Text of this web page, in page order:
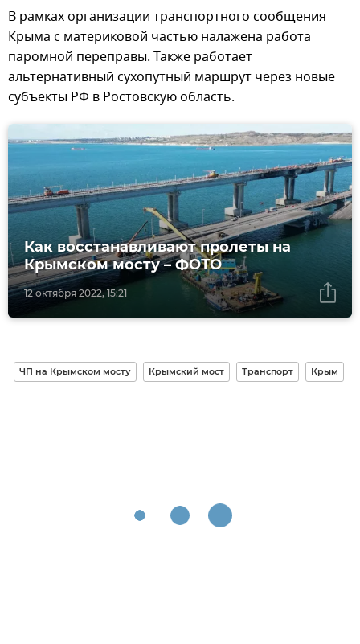
В рамках организации транспортного сообщения
Крыма с материковой частью налажена работа
паромной переправы. Также работает
альтернативный сухопутный маршрут через новые
субъекты РФ в Ростовскую область.
12 октября 2022, 15:21
Как восстанавливают пролеты на
Крымском мосту – ФОТО
ЧП на Крымском мосту Крымский мост Транспорт Крым